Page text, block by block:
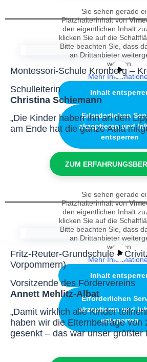
Sie sehen gerade
Platzhalterinhalt von
den eigentlichen Inhalt
klicken Sie auf die
Bitte beachten Sie, dass
an Drittanbieter
werden.
Mehr
Inhalt
Erforderlichen
akzeptieren und
entsperren
Montessori-Schule Kronberg –
Schulleiterin
Christina Schiemann
„Die Kinder haben ihn an den
am Ende hat die ganze Aula
ZUM
Sie sehen gerade
Platzhalterinhalt von
den eigentlichen Inhalt
klicken Sie auf die
Bitte beachten Sie, dass
an Drittanbieter
werden.
Mehr
Inhalt
Erforderlichen
akzeptieren und
entsperren
Fritz-Reuter-Grundschule –
Vorpommern)
Vorsitzende des Fördervereins
Annett Mehlitz-Albat
„Damit wirklich alle Kinder
haben wir die Elternbeiträge von
gesenkt – das war unser größter